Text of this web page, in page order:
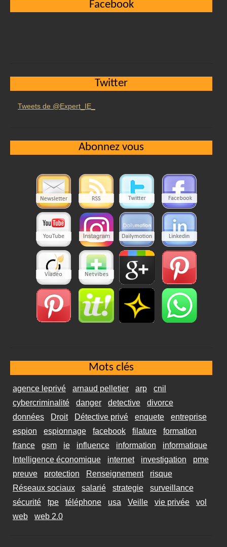
Facebook
Twitter
Tweets de @Expert_IE_
Abonnez vous
Mots clés
agence leprivé arnaud pelletier arp
cnil
cybercriminalité
danger detective
divorce
données
Droit Détective privé enquete
entreprise
espion
espionnage facebook filature
formation
france
gsm ie influence information
informatique
Intelligence économique
internet investigation
pme
preuve
protection Renseignement
risque
Réseaux sociaux
salarié strategie
surveillance
sécurité
tpe téléphone usa Veille vie privée
vol
web
web 2.0